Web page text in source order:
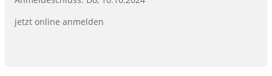
jetzt online anmelden